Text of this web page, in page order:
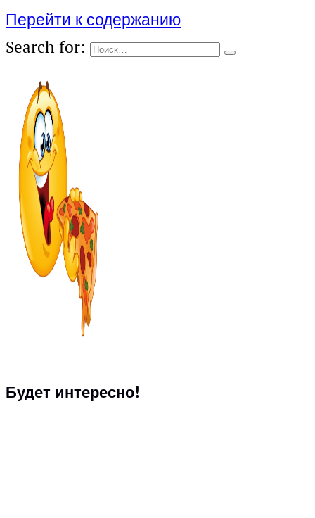
Перейти к содержанию
Search for:
Будет интересно!